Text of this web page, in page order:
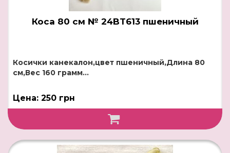
Коса 80 см № 24BT613 пшеничный
Косички канекалон,цвет пшеничный,Длина 80
см,Вес 160 грамм...
Цена: 250 грн